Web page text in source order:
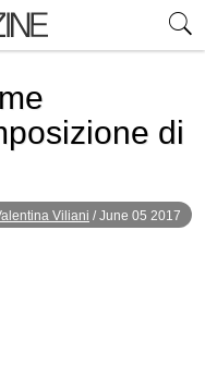
di
Viliani /June 05 2017